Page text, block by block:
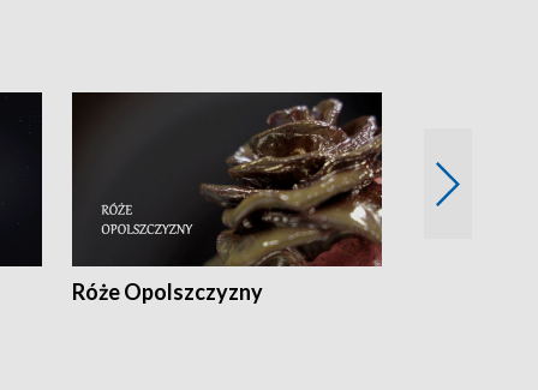
Róże Opolszczyzny